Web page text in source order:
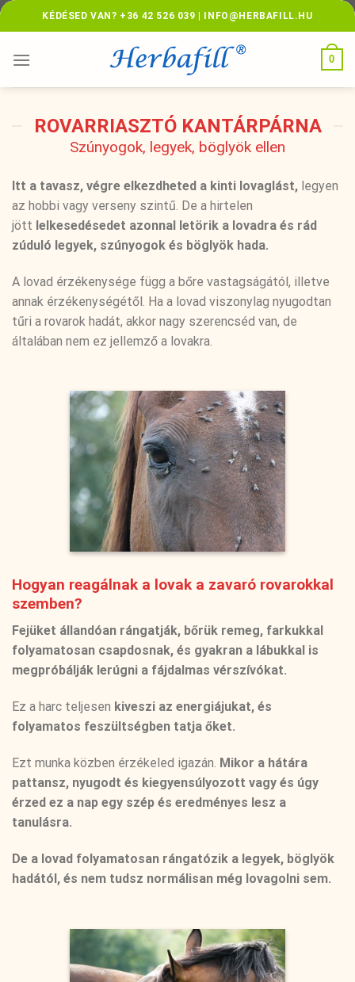
Skip
to
KÉDÉSED VAN? +36 42 526 039 | INFO@HERBAFILL.HU
0
ROVARRIASZTÓ KANTÁRPÁRNA
Szúnyogok, legyek, böglyök ellen
Itt a tavasz, végre elkezdheted a kinti lovaglást, legyen
az hobbi vagy verseny szintű. De a hirtelen
jött lelkesedésedet azonnal letörik a lovadra és rád
zúduló legyek, szúnyogok és böglyök hada.
A lovad érzékenysége függ a bőre vastagságától, illetve
annak érzékenységétől. Ha a lovad viszonylag nyugodtan
tűri a rovarok hadát, akkor nagy szerencséd van, de
általában nem ez jellemző a lovakra.
Hogyan reagálnak a lovak a zavaró rovarokkal
szemben?
Fejüket állandóan rángatják, bőrük remeg, farkukkal
folyamatosan csapdosnak, és gyakran a lábukkal is
megpróbálják lerúgni a fájdalmas vérszívókat.
Ez a harc teljesen kiveszi az energiájukat, és
folyamatos feszültségben tatja őket.
Ezt munka közben érzékeled igazán. Mikor a hátára
pattansz, nyugodt és kiegyensúlyozott vagy és úgy
érzed ez a nap egy szép és eredményes lesz a
tanulásra.
De a lovad folyamatosan rángatózik a legyek, böglyök
hadától, és nem tudsz normálisan még lovagolni sem.